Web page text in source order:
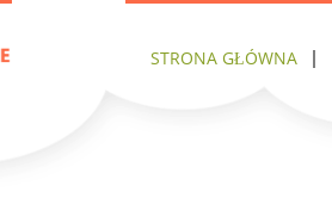
STRONA GŁÓWNA